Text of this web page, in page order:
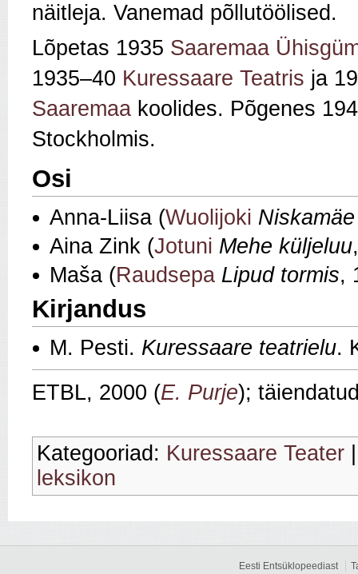
näitleja. Vanemad põllutöölised.
Lõpetas 1935 Saaremaa
1935–40 Kuressaare Teatris ja
Saaremaa koolides. Põgenes
Stockholmis.
Osi
Anna-Liisa (Wuolijoki
Aina Zink (Jotuni Mehe küljeluu
Maša (Raudsepa Lipud tormis,
Kirjandus
M. Pesti. Kuressaare teatrielu.
ETBL, 2000 (E. Purje);
Kategooriad: Kuressaare Teater
leksikon
Eesti Entsüklopeediast